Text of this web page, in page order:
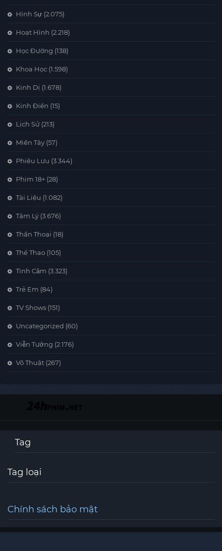
Hình Sự (2.075)
Hoạt Hình (2.218)
Học Đường (138)
Khoa Học (1.598)
Kinh Dị (1.678)
Kinh Điển (15)
Lịch Sử (213)
Miền Tây (57)
Phiêu Lưu (3.344)
Phim 18+ (28)
Tài Liệu (1.082)
Tâm Lý (3.676)
Thần Thoại (18)
Thể Thao (105)
Tình Cảm (3.323)
Trẻ Em (84)
TV Shows (151)
Uncategorized (60)
Viễn Tưởng (2.176)
Võ Thuật (267)
Tag
Tag loại
Chính sách bảo mật